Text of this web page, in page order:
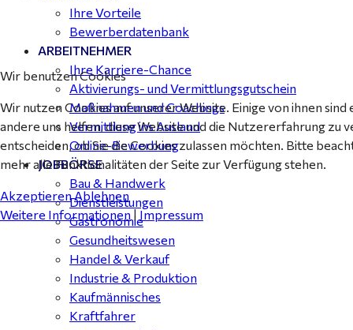
Ihre Vorteile
Bewerberdatenbank
ARBEITNEHMER
Ihre Karriere-Chance
Aktivierungs- und Vermittlungsgutschein
Maßnahmen und Coachings
Vermittlung ins Ausland
Online-Bewerbung
JOBBÖRSE
Bau & Handwerk
Dienstleistungen
Gastronomie
Gesundheitswesen
Handel & Verkauf
Industrie & Produktion
Kaufmännisches
Kraftfahrer
Wir benutzen Cookies
Wir nutzen Cookies auf unserer Website. Einige von ihnen
andere uns helfen, diese Website und die Nutzererfahrung zu
entscheiden, ob Sie die Cookies zulassen möchten. Bitte
mehr alle Funktionalitäten der Seite zur Verfügung stehen.
AkzeptierenAblehnen
Weitere Informationen | Impressum